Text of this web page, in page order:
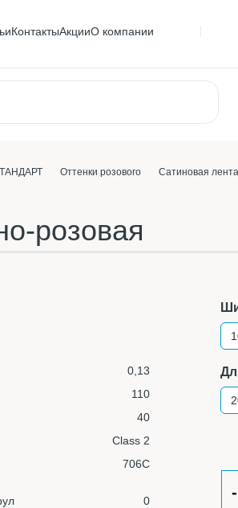
КонтактыАкцииО компании
Оттенки розового Сатиновая
розовая
0,13
110
40
Class 2
706C
0 -